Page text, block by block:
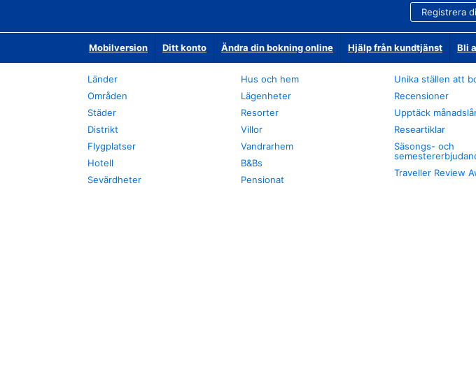
Registrera
Mobilversion Ditt konto Ändra din bokning online Hjälp från kundtjänst Bli
Länder
Områden
Städer
Distrikt
Flygplatser
Hotell
Sevärdheter
Hus och hem
Lägenheter
Resorter
Villor
Vandrarhem
B&Bs
Pensionat
Unika ställen att
Recensioner
Upptäck
Researtiklar
Säsongs- och
Traveller Review